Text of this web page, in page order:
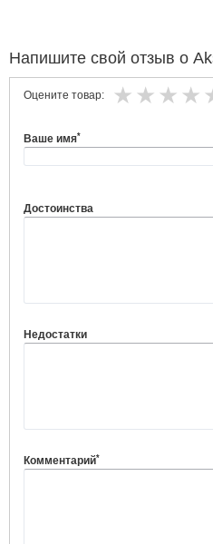
Напишите свой отзыв о
Оцените товар:
Ваше имя*
Достоинства
Недостатки
Комментарий*